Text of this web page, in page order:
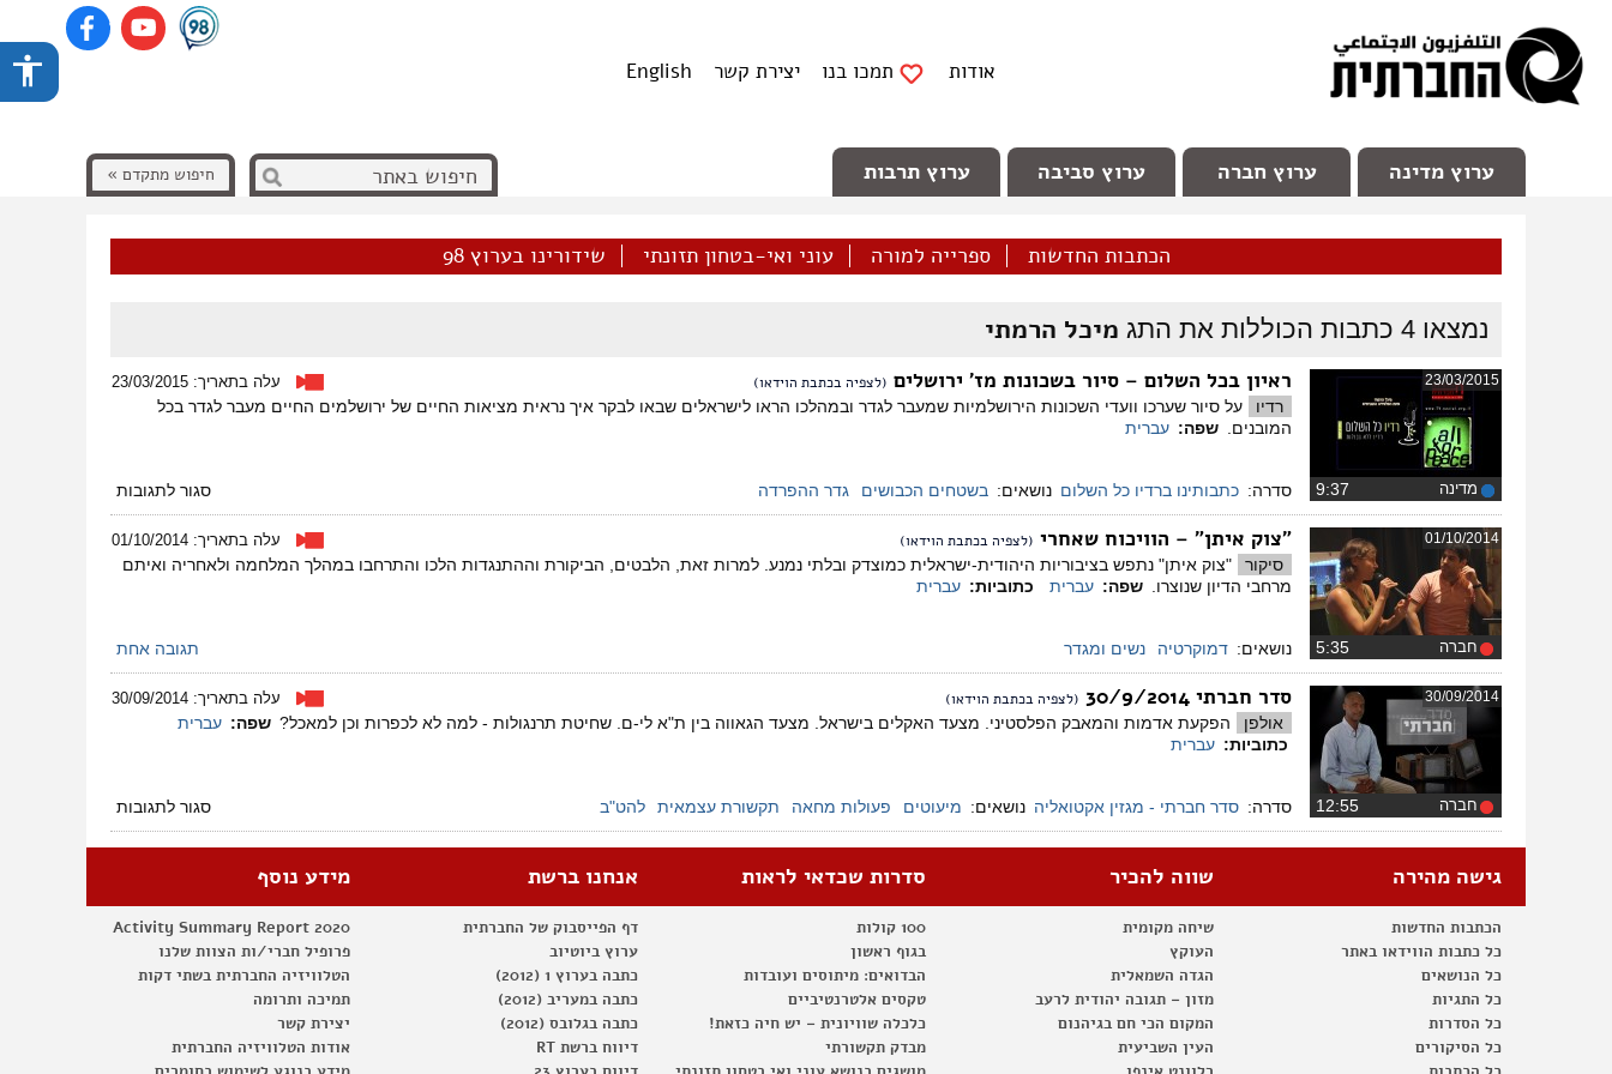
אודות תמכו בנו יצירת קשר English
ערוץ מדינה ערוץ חברה ערוץ סביבה ערוץ תרבות חיפוש מתקדם »
הכתבות החדשות ספרייה למורה עוני ואי-בטחון תזונתי שידורינו בערוץ 98
נמצאו 4 כתבות הכוללות את התג מיכל הרמתי
23/03/2015
מדינה
ראיון בכל השלום – סיור בשכונות מז' ירושלים (לצפיה בכתבת הוידאו) עלה בתאריך: 23/03/2015
רדיו
על סיור שערכו וועדי השכונות הירושלמיות שמעבר לגדר ובמהלכו הראו לישראלים שבאו לבקר איך נראית מציאות החיים של ירושלמים החיים מעבר לגדר בכל
המובנים.
שפה: עברית
סדרה: כתבותינו ברדיו כל השלום נושאים: בשטחים הכבושים גדר ההפרדה סגור לתגובותעל
ראיון
בכל
01/10/2014
חברה
"צוק איתן" – הוויכוח שאחרי (לצפיה בכתבת הוידאו) עלה בתאריך: 01/10/2014
סיקור
"צוק איתן" נתפש בציבוריות היהודית-ישראלית כמוצדק ובלתי נמנע. למרות זאת, הלבטים, הביקורת וההתנגדות הלכו והתרחבו במהלך המלחמה ולאחריה ואיתם
מרחבי הדיון שנוצרו.
שפה: עברית כתוביות: עברית
נושאים: דמוקרטיה נשים ומגדר תגובה אחת
30/09/2014
חברה
סדר חברתי 30/9/2014 (לצפיה בכתבת הוידאו) עלה בתאריך: 30/09/2014
אולפן הפקעת אדמות והמאבק הפלסטיני. מצעד האקלים בישראל. מצעד הגאווה בין ת"א לי-ם. שחיטת תרנגולות - למה לא לכפרות וכן למאכל? שפה: עברית
כתוביות: עברית
סדרה: סדר חברתי - מגזין אקטואליה נושאים: מיעוטים פעולות מחאה תקשורת עצמאית להט"ב סגור לתגובותעל
סדר
חברתי
גישה מהירה
הכתבות החדשות
כל כתבות הווידאו באתר
כל הנושאים
כל התגיות
כל הסדרות
כל הסיקורים
שווה להכיר
שיחה מקומית
העוקץ
הגדה השמאלית
מזון – תגובה יהודית לרעב
המקום הכי חם בגיהנום
העין השביעית
סדרות שכדאי לראות
100 קולות
בגוף ראשון
הבדואים: מיתוסים ועובדות
טקסים אלטרנטיביים
כלכלה שוויונית – יש חיה כזאת!
מבדק תקשורתי
אנחנו ברשת
דף הפייסבוק של החברתית
ערוץ ביוטיוב
כתבה בערוץ 1 (2012)
כתבה במעריב (2012)
כתבה בגלובס (2012)
דיווח ברשת RT
מידע נוסף
Activity Summary Report 2020
פרופיל חברי/ות הצוות שלנו
הטלוויזיה החברתית בשתי דקות
תמיכה ותרומה
יצירת קשר
אודות הטלוויזיה החברתית